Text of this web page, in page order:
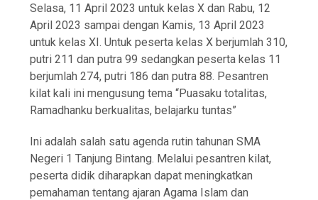
Selasa, 11 April 2023 untuk kelas X dan Rabu, 12
April 2023 sampai dengan Kamis, 13 April 2023
untuk kelas XI. Untuk peserta kelas X berjumlah 310,
putri 211 dan putra 99 sedangkan peserta kelas 11
berjumlah 274, putri 186 dan putra 88. Pesantren
kilat kali ini mengusung tema “Puasaku totalitas,
Ramadhanku berkualitas, belajarku tuntas”
Ini adalah salah satu agenda rutin tahunan SMA
Negeri 1 Tanjung Bintang. Melalui pesantren kilat,
peserta didik diharapkan dapat meningkatkan
pemahaman tentang ajaran Agama Islam dan